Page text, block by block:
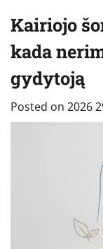
Kairiojo
kada
gydytoją
Posted on 2026